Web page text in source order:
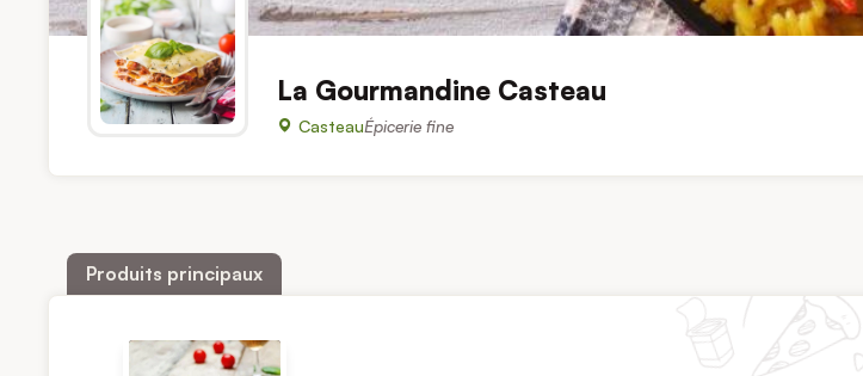
La Gourmandine Casteau
CasteauÉpicerie fine
Produits principaux